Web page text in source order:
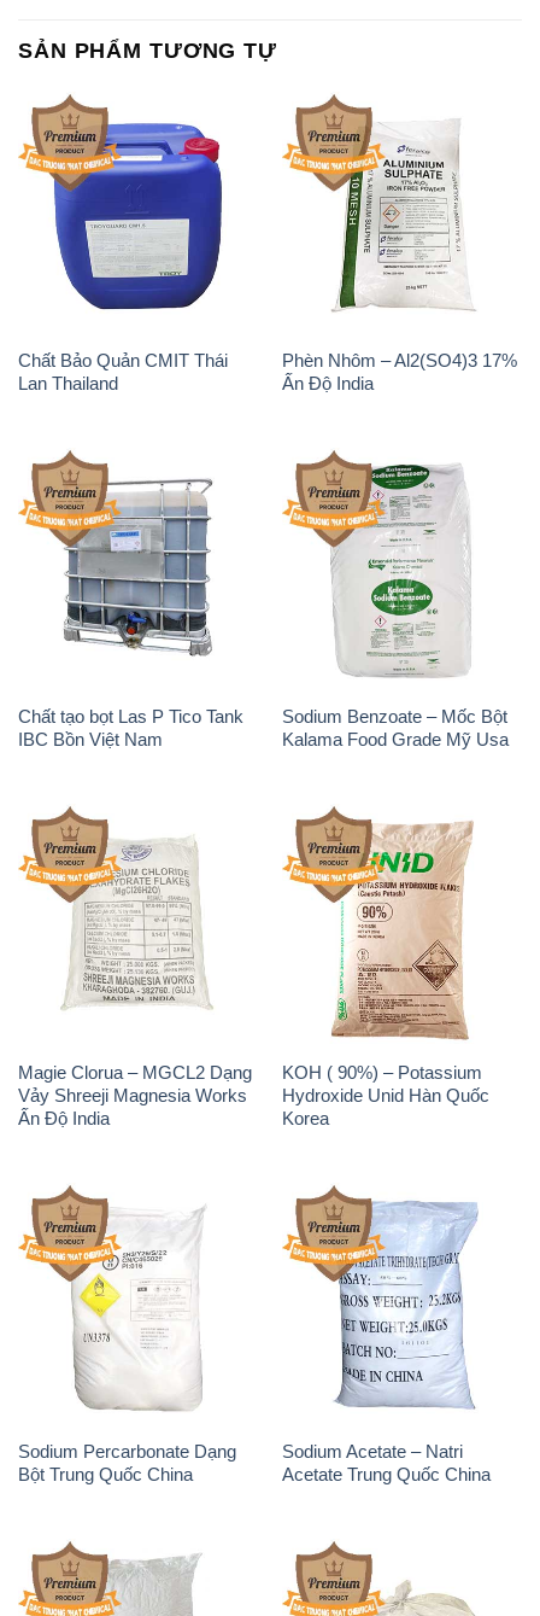
Chất Bảo Quản CMIT Thái
Lan Thailand
Phèn Nhôm – Al2(SO4)3 17%
Ấn Độ India
Chất tạo bọt Las P Tico Tank
IBC Bồn Việt Nam
Sodium Benzoate – Mốc Bột
Kalama Food Grade Mỹ Usa
Magie Clorua – MGCL2 Dạng
Vảy Shreeji Magnesia Works
Ấn Độ India
KOH ( 90%) – Potassium
Hydroxide Unid Hàn Quốc
Sodium Percarbonate Dạng
Bột Trung Quốc China
Sodium Acetate – Natri
Acetate Trung Quốc China